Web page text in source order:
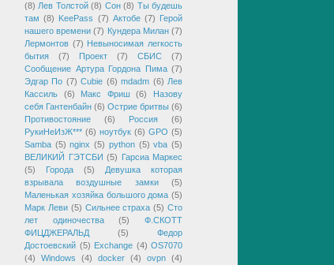
(8) Лев Толстой (8) Сон (8) Ты будешь
там (8) KeePass (7) Актобе (7)
Герой
нашего времени (7) Кундера Милан (7)
Лермонтов (7) Невыносимая легкость
бытия
(7) Проект (7) СБИС
(7)
Сообщение Артура Гордона Пима (7)
Эдгар По (7) Cubie (6) mdadm (6) Лев
Кассиль
(6) Макс Фриш (6)
Назову
себя Гантенбайн (6) Острие бритвы (6)
Противостояние
(6) Россия
(6)
РукиНеИзЖ*** (6) ноутбук (6) GPO (5)
Samba (5) nginx (5) python (5) vba (5)
ВЕЛИКИЙ ГЭТСБИ (5)
Гарсиа Маркес
(5)
Города (5)
Девушка которая
взрывала воздушные замки
(5)
Маленькая хозяйка большого дома (5)
Марк Леви (5) Сильнее страха (5) Сто
лет одиночества
(5)
Ф.СКОТТ
ФИЦДЖЕРАЛЬД
(5)
Федор
Достоевский (5) Exchange (4) OS7070
(4)
Windows (4) docker (4) ovpn (4)